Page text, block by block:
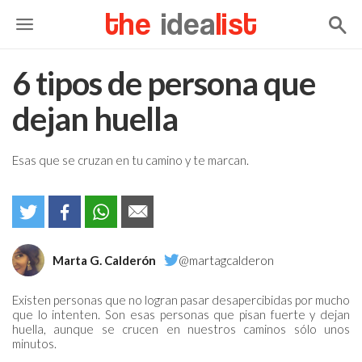
the idea list
6 tipos de persona que
dejan huella
Esas que se cruzan en tu camino y te marcan.
Marta G. Calderón @martagcalderon
Existen personas que no logran pasar desapercibidas por mucho
que lo intenten. Son esas personas que pisan fuerte y dejan
huella, aunque se crucen en nuestros caminos sólo unos
minutos.